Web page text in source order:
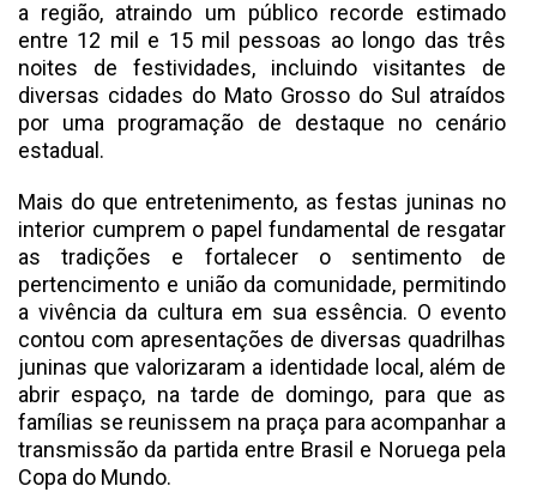
a região, atraindo um público recorde estimado
entre 12 mil e 15 mil pessoas ao longo das três
noites de festividades, incluindo visitantes de
diversas cidades do Mato Grosso do Sul atraídos
por uma programação de destaque no cenário
estadual.
Mais do que entretenimento, as festas juninas no
interior cumprem o papel fundamental de resgatar
as tradições e fortalecer o sentimento de
pertencimento e união da comunidade, permitindo
a vivência da cultura em sua essência. O evento
contou com apresentações de diversas quadrilhas
juninas que valorizaram a identidade local, além de
abrir espaço, na tarde de domingo, para que as
famílias se reunissem na praça para acompanhar a
transmissão da partida entre Brasil e Noruega pela
Copa do Mundo.